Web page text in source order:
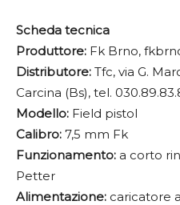
Scheda tecnica
Produttore: Fk Brno,
Distributore: Tfc, via G.
Carcina (Bs), tel.
Modello: Field pistol
Calibro: 7,5 mm Fk
Funzionamento: a corto
Petter
Alimentazione: caricatore